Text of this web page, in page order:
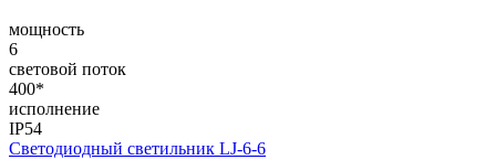
мощность
6
световой поток
400*
исполнение
IP54
Светодиодный светильник LJ-6-6